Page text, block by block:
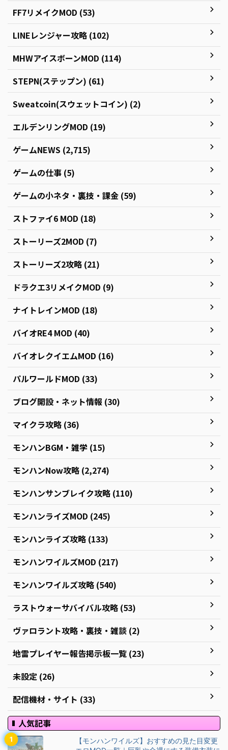
FF7リメイクMOD (53)
LINEレンジャー攻略 (102)
MHWアイスボーンMOD (114)
STEPN(ステップン) (61)
Sweatcoin(スウェットコイン) (2)
エルデンリングMOD (19)
ゲームNEWS (2,715)
ゲームの仕事 (5)
ゲームの小ネタ・裏技・課金 (59)
ストファイ6 MOD (18)
ストーリーズ2MOD (7)
ストーリーズ2攻略 (21)
ドラクエ3リメイクMOD (9)
ナイトレインMOD (18)
バイオRE4 MOD (40)
バイオレクイエムMOD (16)
パルワールドMOD (33)
ブログ開設・ネット情報 (30)
マイクラ攻略 (36)
モンハンBGM・雑学 (15)
モンハンNow攻略 (2,274)
モンハンサンブレイク攻略 (110)
モンハンライズMOD (245)
モンハンライズ攻略 (133)
モンハンワイルズMOD (217)
モンハンワイルズ攻略 (540)
ラストウォーサバイバル攻略 (53)
ヴァロラント攻略・裏技・雑談 (2)
地雷プレイヤー報告掲示板一覧 (23)
未設定 (26)
配信機材・サイト (33)
人気記事
【モンハンワイルズ】おすすめの見た目変更